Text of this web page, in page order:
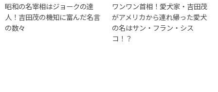
昭和の名宰相はジョークの達
人！吉田茂の機知に富んだ名言
の数々
ワンワン首相！愛犬家・吉田茂
がアメリカから連れ帰った愛犬
の名はサン・フラン・シス
コ！？